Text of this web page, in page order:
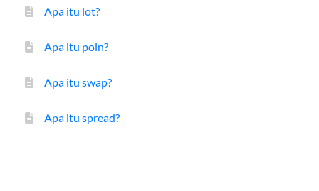
Apa itu lot?
Apa itu poin?
Apa itu swap?
Apa itu spread?